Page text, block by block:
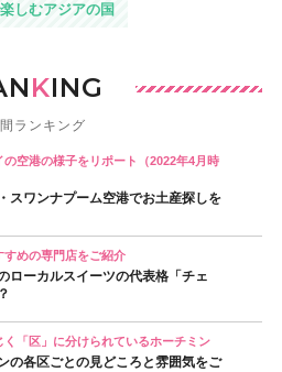
しむアジアの国
KING
ランキング
の空港の様子をリポート（2022年4月時
スワンナプーム空港でお土産探しを
すめの専門店をご紹介
ローカルスイーツの代表格「チェ
く「区」に分けられているホーチミン
の各区ごとの見どころと雰囲気をご